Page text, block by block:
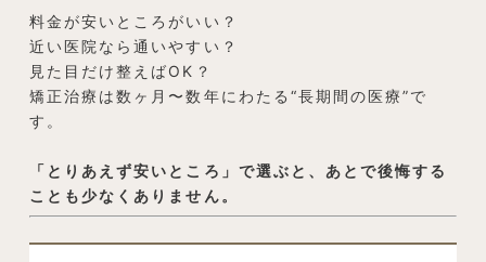
料金が安いところがいい？
近い医院なら通いやすい？
見た目だけ整えばOK？
矯正治療は数ヶ月〜数年にわたる“長期間の医療”で
す。
「とりあえず安いところ」で選ぶと、あとで後悔する
ことも少なくありません。